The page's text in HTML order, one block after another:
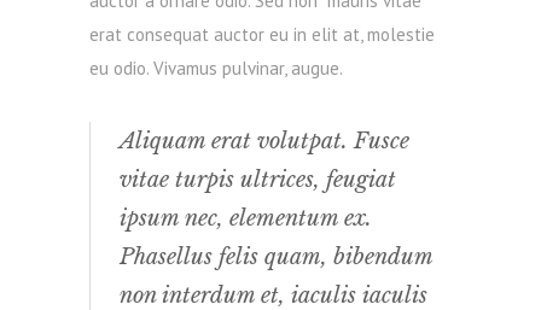
erat consequat auctor eu in elit at, molestie
eu odio. Vivamus pulvinar, augue.
Aliquam erat volutpat. Fusce
vitae turpis ultrices, feugiat
ipsum nec, elementum ex.
Phasellus felis quam, bibendum
non interdum et, iaculis iaculis